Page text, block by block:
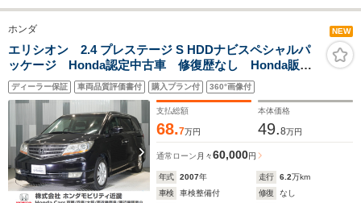
ホンダ NEW
エリシオン 2.4 プレステージ S HDDナビスペシャルパ
ッケージ Honda認定中古車 修復歴なし Honda販売
店全国保証1年 内装クリーニング済 HDDナビ バック
カメラ ETC 電動スライドドア アルミホイール
ディーラー保証 車両品質評価書付 購入プラン付 360°画像付
支払総額
68.7万円
本体価格
49.8万円
通常ローン 月々60,000円
年式 2007年 走行 6.2万km
車検
車検整備付 修復
なし